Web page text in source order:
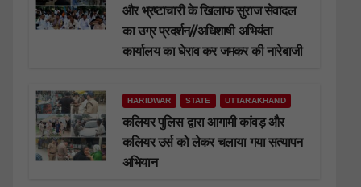
और भ्रष्टाचारी के खिलाफ सुराज सेवादल
का उग्र प्रदर्शन//अधिशाषी अभियंता
कार्यालय का घेराव कर जमकर की नारेबाजी
HARIDWAR STATE UTTARAKHAND
कलियर पुलिस द्वारा आगामी कांवड़ और
कलियर उर्स को लेकर चलाया गया सत्यापन
अभियान